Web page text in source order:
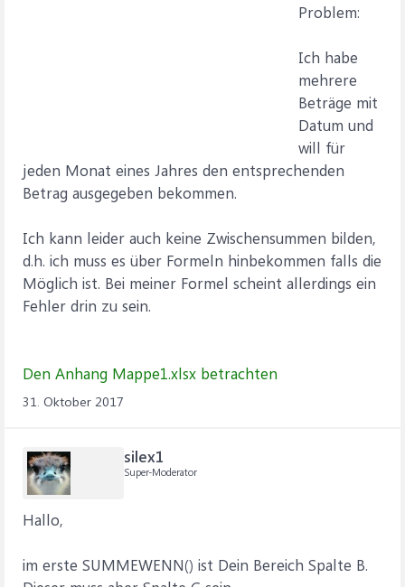
Problem:
Ich habe
mehrere
Beträge mit
Datum und
will für
jeden Monat eines Jahres den entsprechenden
Betrag ausgegeben bekommen.
Ich kann leider auch keine Zwischensummen bilden,
d.h. ich muss es über Formeln hinbekommen falls die
Möglich ist. Bei meiner Formel scheint allerdings ein
Fehler drin zu sein.
Den Anhang Mappe1.xlsx betrachten
31. Oktober 2017
silex1
Super-Moderator
Hallo,
im erste SUMMEWENN() ist Dein Bereich Spalte B.